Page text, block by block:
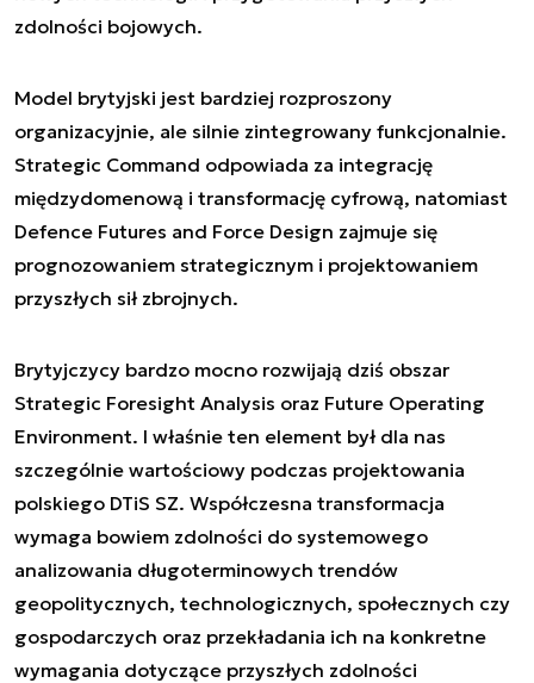
zdolności bojowych.
Model brytyjski jest bardziej rozproszony
organizacyjnie, ale silnie zintegrowany funkcjonalnie.
Strategic Command odpowiada za integrację
międzydomenową i transformację cyfrową, natomiast
Defence Futures and Force Design zajmuje się
prognozowaniem strategicznym i projektowaniem
przyszłych sił zbrojnych.
Brytyjczycy bardzo mocno rozwijają dziś obszar
Strategic Foresight Analysis oraz Future Operating
Environment. I właśnie ten element był dla nas
szczególnie wartościowy podczas projektowania
polskiego DTiS SZ. Współczesna transformacja
wymaga bowiem zdolności do systemowego
analizowania długoterminowych trendów
geopolitycznych, technologicznych, społecznych czy
gospodarczych oraz przekładania ich na konkretne
wymagania dotyczące przyszłych zdolności